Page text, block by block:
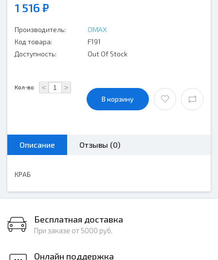
1 516 ₽
Производитель:
OMAX
Код товара:
F191
Доступность:
Out Of Stock
Кол-во < >
В корзину
Описание Отзывы (0)
КРАБ
Бесплатная доставка
При заказе от 5000 руб.
Онлайн поддержка